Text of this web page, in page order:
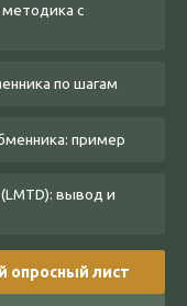
с
по шагам
пример
вывод и
опросный лист